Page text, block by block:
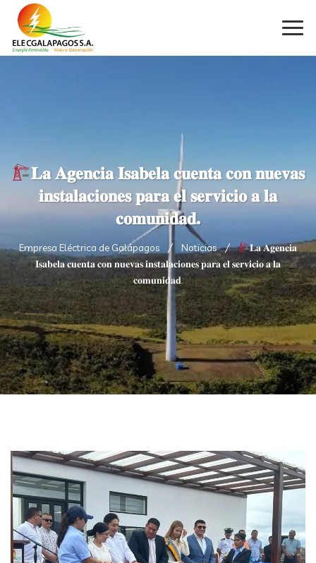
𝐋𝐚 𝐀𝐠𝐞𝐧𝐜𝐢𝐚 𝐈𝐬𝐚𝐛𝐞𝐥𝐚 𝐜𝐮𝐞𝐧𝐭𝐚 𝐜𝐨𝐧 𝐧𝐮𝐞𝐯𝐚𝐬
𝐢𝐧𝐬𝐭𝐚𝐥𝐚𝐜𝐢𝐨𝐧𝐞𝐬 𝐩𝐚𝐫𝐚 𝐞𝐥 𝐬𝐞𝐫𝐯𝐢𝐜𝐢𝐨 𝐚 𝐥𝐚
𝐜𝐨𝐦𝐮𝐧𝐢𝐝𝐚𝐝.
Empresa Eléctrica de Galápagos Noticias
𝐋𝐚 𝐀𝐠𝐞𝐧𝐜𝐢𝐚
𝐈𝐬𝐚𝐛𝐞𝐥𝐚 𝐜𝐮𝐞𝐧𝐭𝐚 𝐜𝐨𝐧 𝐧𝐮𝐞𝐯𝐚𝐬 𝐢𝐧𝐬𝐭𝐚𝐥𝐚𝐜𝐢𝐨𝐧𝐞𝐬 𝐩𝐚𝐫𝐚 𝐞𝐥 𝐬𝐞𝐫𝐯𝐢𝐜𝐢𝐨 𝐚 𝐥𝐚
𝐜𝐨𝐦𝐮𝐧𝐢𝐝𝐚𝐝.